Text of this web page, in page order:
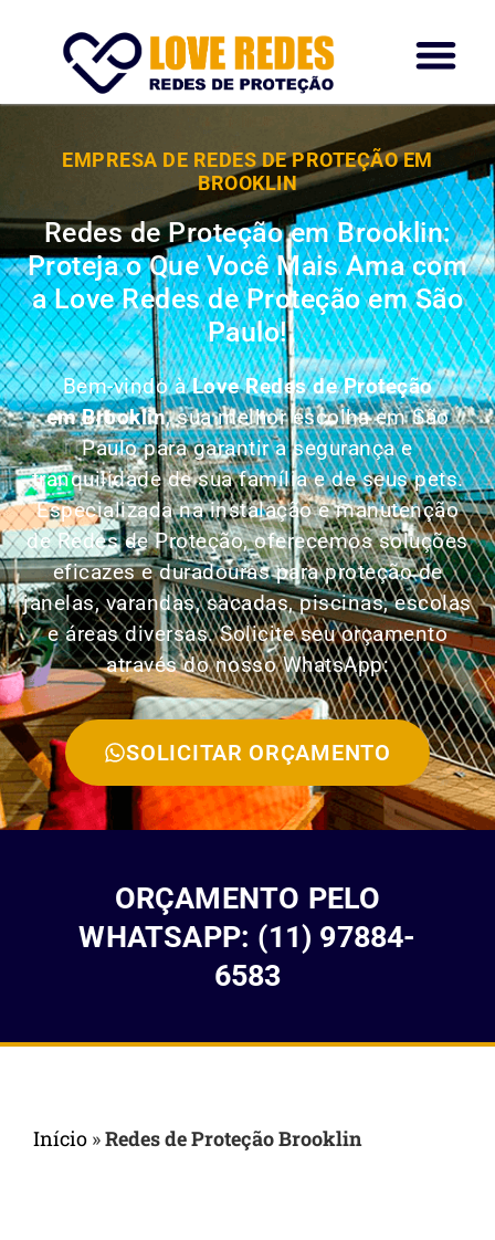
EMPRESA DE REDES DE PROTEÇÃO EM
BROOKLIN
Redes de Proteção em Brooklin:
Proteja o Que Você Mais Ama com
a Love Redes de Proteção em São
Paulo!
Bem-vindo àLove Redes de Proteção
em Brooklin, sua melhor escolha em São
Paulo para garantir a segurança e
tranquilidade de sua família e de seus pets.
Especializada na instalação e manutenção
de Redes de Proteção, oferecemos soluções
eficazes e duradouras para proteção de
janelas, varandas, sacadas, piscinas, escolas
e áreas diversas. Solicite seu orçamento
através do nosso WhatsApp:
SOLICITAR ORÇAMENTO
ORÇAMENTO PELO
WHATSAPP: (11) 97884-
6583
Início »Redes de Proteção Brooklin